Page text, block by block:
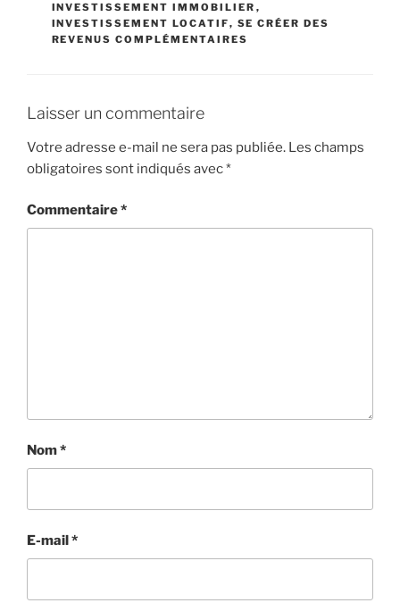
INVESTISSEMENT IMMOBILIER ,
INVESTISSEMENT LOCATIF, SE CRÉER DES
REVENUS COMPLÉMENTAIRES
Laisser un commentaire
Votre adresse e-mail ne sera pas publiée. Les champs
obligatoires sont indiqués avec*
Commentaire*
Nom*
E-mail*